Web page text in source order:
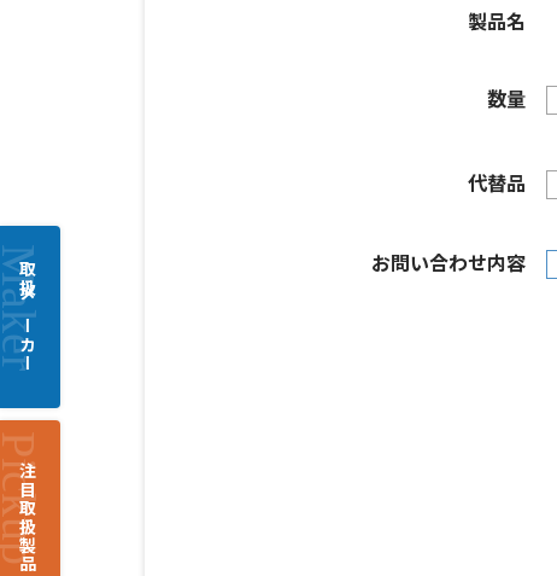
製品名
数量
代替品
お問い合わせ内容
取扱メーカー
注目取扱製品